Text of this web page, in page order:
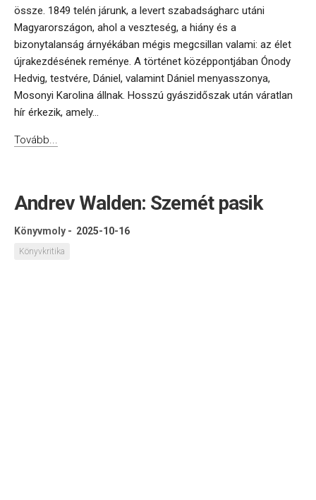
össze. 1849 telén járunk, a levert szabadságharc utáni
Magyarországon, ahol a veszteség, a hiány és a
bizonytalanság árnyékában mégis megcsillan valami: az élet
újrakezdésének reménye. A történet középpontjában Ónody
Hedvig, testvére, Dániel, valamint Dániel menyasszonya,
Mosonyi Karolina állnak. Hosszú gyászidőszak után váratlan
hír érkezik, amely...
Tovább...
Andrev Walden: Szemét pasik
Könyvmoly - 2025-10-16
Könyvkritika